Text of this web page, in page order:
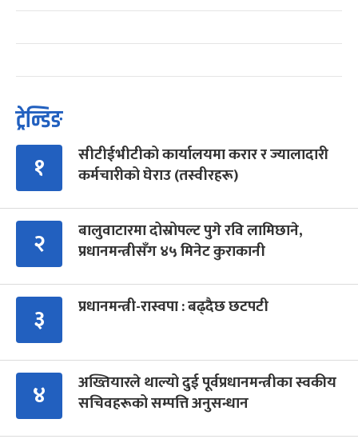
ट्रेन्डिङ
१
सीटीईभीटीको कार्यालयमा करार र ज्यालादारी
कर्मचारीको घेराउ (तस्वीरहरू)
२
बालुवाटारमा दोस्रोपल्ट पुगे रवि लामिछाने,
प्रधानमन्त्रीसँग ४५ मिनेट कुराकानी
३ प्रधानमन्त्री-रास्वपा : बढ्दैछ छटपटी
४
अख्तियारले थाल्यो दुई पूर्वप्रधानमन्त्रीका स्वकीय
सचिवहरूको सम्पत्ति अनुसन्धान